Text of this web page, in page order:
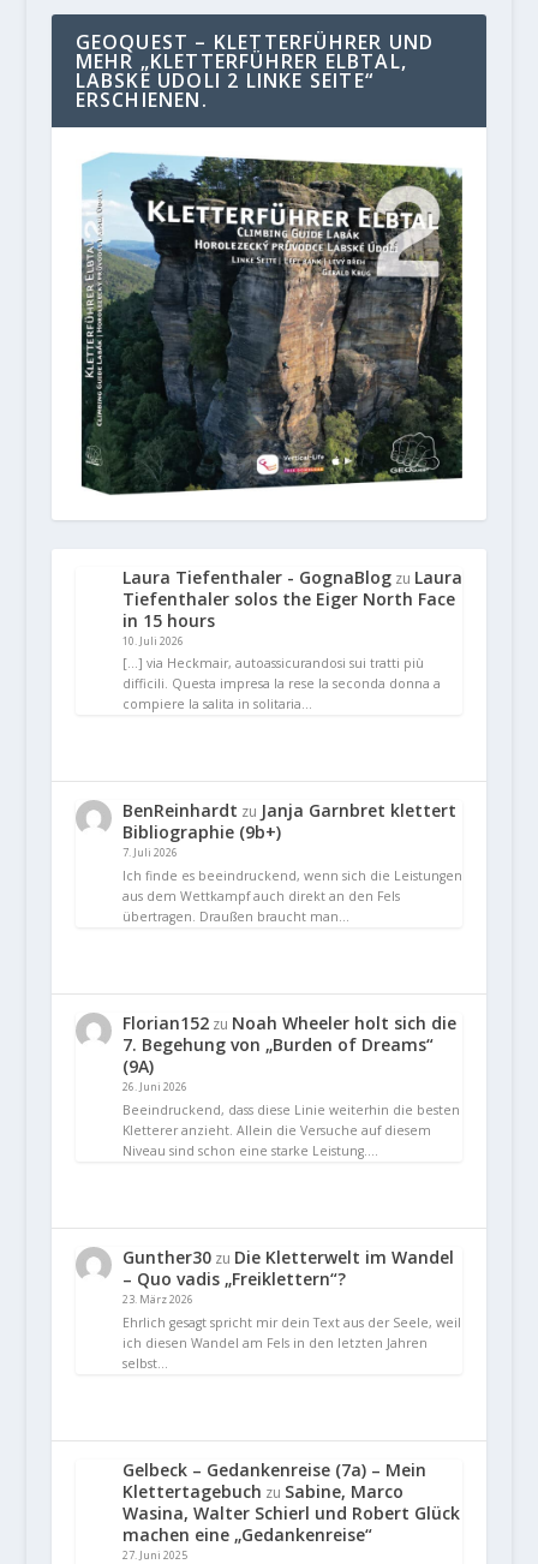
GEOQUEST – KLETTERFÜHRER UND
MEHR „KLETTERFÜHRER ELBTAL,
LABSKE UDOLI 2 LINKE SEITE“
ERSCHIENEN.
Laura Tiefenthaler - GognaBlogzu Laura
Tiefenthaler solos the Eiger North Face
in 15 hours
10. Juli 2026
[…] via Heckmair, autoassicurandosi sui tratti più
difficili. Questa impresa la rese la seconda donna a
compiere la salita in solitaria…
BenReinhardt zu Janja Garnbret klettert
Bibliographie (9b+)
7. Juli 2026
Ich finde es beeindruckend, wenn sich die Leistungen
aus dem Wettkampf auch direkt an den Fels
übertragen. Draußen braucht man…
Florian152zu Noah Wheeler holt sich die
7. Begehung von „Burden of Dreams“
(9A)
26. Juni 2026
Beeindruckend, dass diese Linie weiterhin die besten
Kletterer anzieht. Allein die Versuche auf diesem
Niveau sind schon eine starke Leistung.…
Gunther30zu Die Kletterwelt im Wandel
– Quo vadis „Freiklettern“?
23. März 2026
Ehrlich gesagt spricht mir dein Text aus der Seele, weil
ich diesen Wandel am Fels in den letzten Jahren
selbst…
Gelbeck – Gedankenreise (7a) – Mein
Klettertagebuch zu Sabine, Marco
Wasina, Walter Schierl und Robert Glück
machen eine „Gedankenreise“
27. Juni 2025